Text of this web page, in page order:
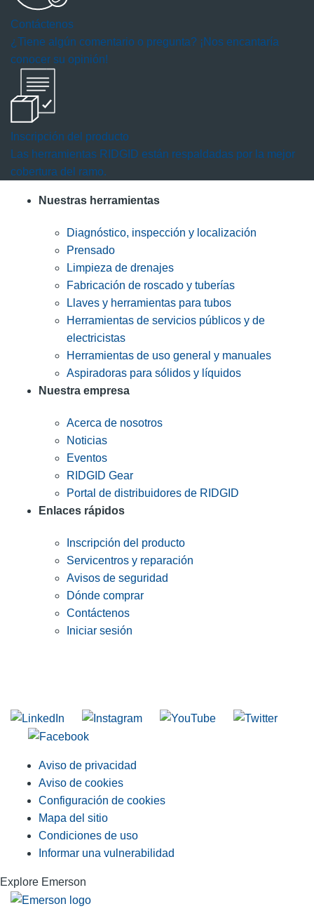
Contáctenos
¿Tiene algún comentario o pregunta? ¡Nos encantaría
conocer su opinión!
Inscripción del producto
Las herramientas RIDGID están respaldadas por la mejor
cobertura del ramo.
Nuestras herramientas
Diagnóstico, inspección y localización
Prensado
Limpieza de drenajes
Fabricación de roscado y tuberías
Llaves y herramientas para tubos
Herramientas de servicios públicos y de
electricistas
Herramientas de uso general y manuales
Aspiradoras para sólidos y líquidos
Nuestra empresa
Acerca de nosotros
Noticias
Eventos
RIDGID Gear
Portal de distribuidores de RIDGID
Enlaces rápidos
Inscripción del producto
Servicentros y reparación
Avisos de seguridad
Dónde comprar
Contáctenos
Iniciar sesión
Aviso de privacidad
Aviso de cookies
Configuración de cookies
Mapa del sitio
Condiciones de uso
Informar una vulnerabilidad
Explore Emerson